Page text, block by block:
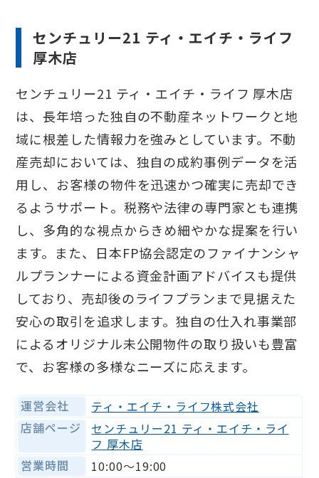
センチュリー21 ティ・エイチ・ライフ
厚木店
センチュリー21 ティ・エイチ・ライフ 厚木店
は、長年培った独自の不動産ネットワークと地
域に根差した情報力を強みとしています。不動
産売却においては、独自の成約事例データを活
用し、お客様の物件を迅速かつ確実に売却でき
るようサポート。税務や法律の専門家とも連携
し、多角的な視点からきめ細やかな提案を行い
ます。また、日本FP協会認定のファイナンシャ
ルプランナーによる資金計画アドバイスも提供
しており、売却後のライフプランまで見据えた
安心の取引を追求します。独自の仕入れ事業部
によるオリジナル未公開物件の取り扱いも豊富
で、お客様の多様なニーズに応えます。
運営会社
ティ・エイチ・ライフ株式会社
店舗ページ
センチュリー21 ティ・エイチ・ライ
フ 厚木店
営業時間
10:00～19:00